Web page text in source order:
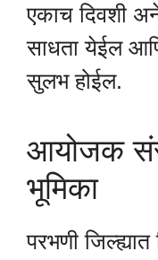
एकाच दिवशी
साधता येईल
सुलभ होईल.
आयोजक
भूमिका
परभणी